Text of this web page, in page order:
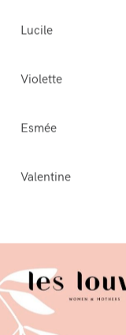
Lucile
Violette
Esmée
Valentine